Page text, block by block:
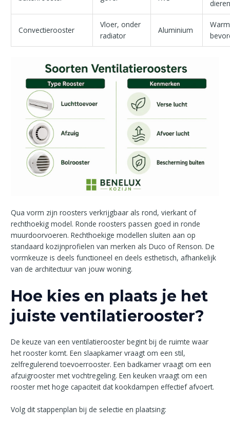
dieren
Convectierooster
Vloer, onder
radiator
Aluminium
Qua vorm zijn roosters verkrijgbaar als rond, vierkant of
rechthoekig model. Ronde roosters passen goed in ronde
muurdoorvoeren. Rechthoekige modellen sluiten aan op
standaard kozijnprofielen van merken als Duco of Renson. De
vormkeuze is deels functioneel en deels esthetisch, afhankelijk
van de architectuur van jouw woning.
Hoe kies en plaats je het
juiste ventilatierooster?
De keuze van een ventilatierooster begint bij de ruimte waar
het rooster komt. Een slaapkamer vraagt om een stil,
zelfregulerend toevoerrooster. Een badkamer vraagt om een
afzuigrooster met vochtregeling. Een keuken vraagt om een
rooster met hoge capaciteit dat kookdampen effectief afvoert.
Volg dit stappenplan bij de selectie en plaatsing: